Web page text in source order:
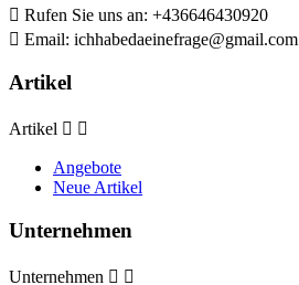
 Rufen Sie uns an: +436646430920
 Email: ichhabedaeinefrage@gmail.com
Artikel
Artikel  
Angebote
Neue Artikel
Unternehmen
Unternehmen  